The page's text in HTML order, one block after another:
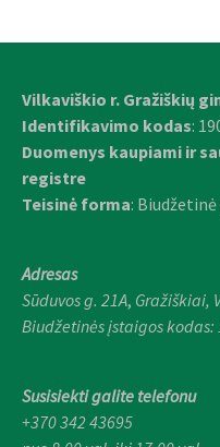
Vilkaviškio r. Gražiškių
Identifikavimo kodas:
Duomenys kaupiami ir
registre
Teisinė forma:
Adresas
Sūduvos g. 21A, Gražiškiai,
Biudžetinės įstaigos kodas:
Susisiekti galite telefonu
+370 342 43695